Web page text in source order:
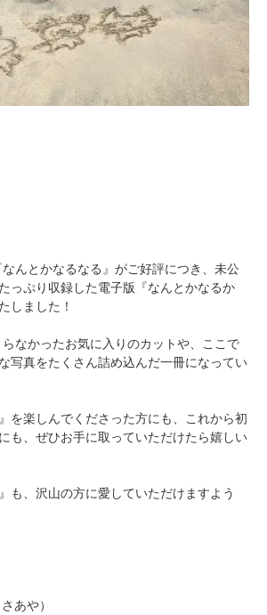
んとかなるなる』がご好評につき、未公
っぷり収録した電子版『なんとかなるか
しました！
なかったお気に入りのカットや、ここで
写真をたくさん詰め込んだ一冊になってい
を楽しんでくださった方にも、これから初
も、ぜひお手に取っていただけたら嬉しい
も、沢山の方に愛していただけますよう
あや）